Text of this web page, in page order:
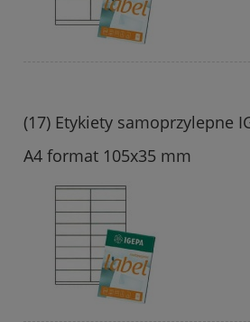
(17) Etykiety samoprzylepne
A4 format 105x35 mm